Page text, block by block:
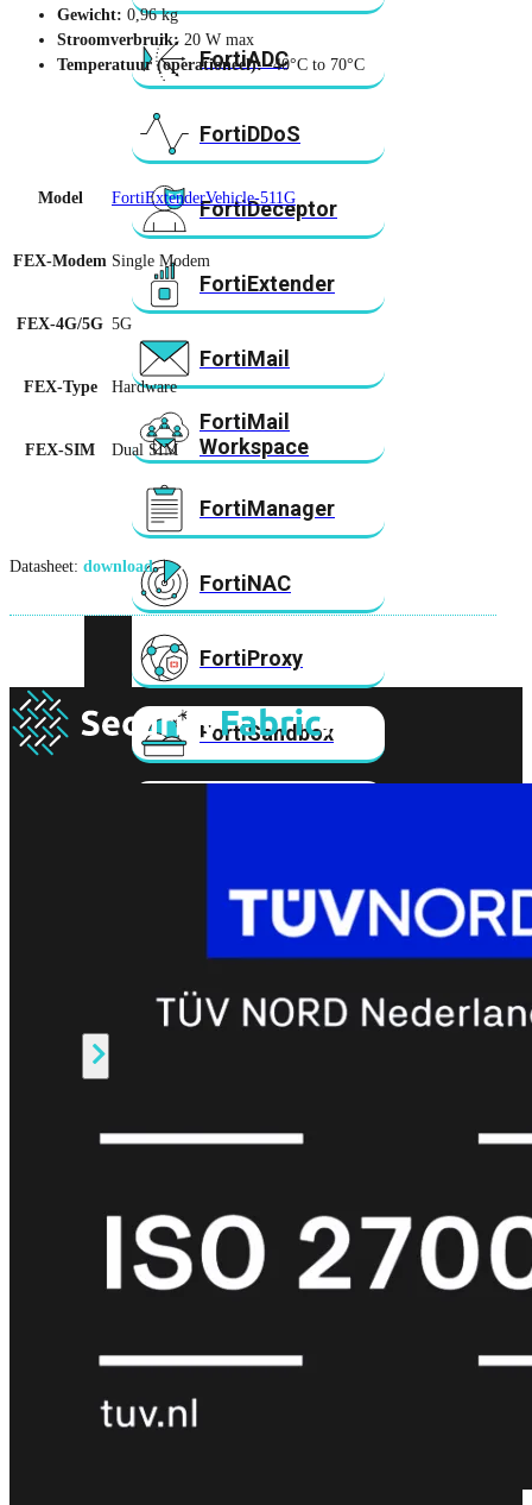
FortiADC
FortiDDoS
FortiDeceptor
FortiExtender
FortiMail
FortiMail
Workspace
FortiManager
FortiNAC
FortiProxy
FortiSandbox
FortiWeb
Fabric Overzicht
Industrieel
bekijken
Ruggedized
FortiSRA
Binnenkort
Gewicht: 0,96 kg
Stroomverbruik: 20 W max
Temperatuur (operationeel):-40°C to 70°C
Model FortiExtenderVehicle-511G
FEX-Modem Single Modem
FEX-4G/5G 5G
FEX-Type Hardware
FEX-SIM Dual SIM
Datasheet: download